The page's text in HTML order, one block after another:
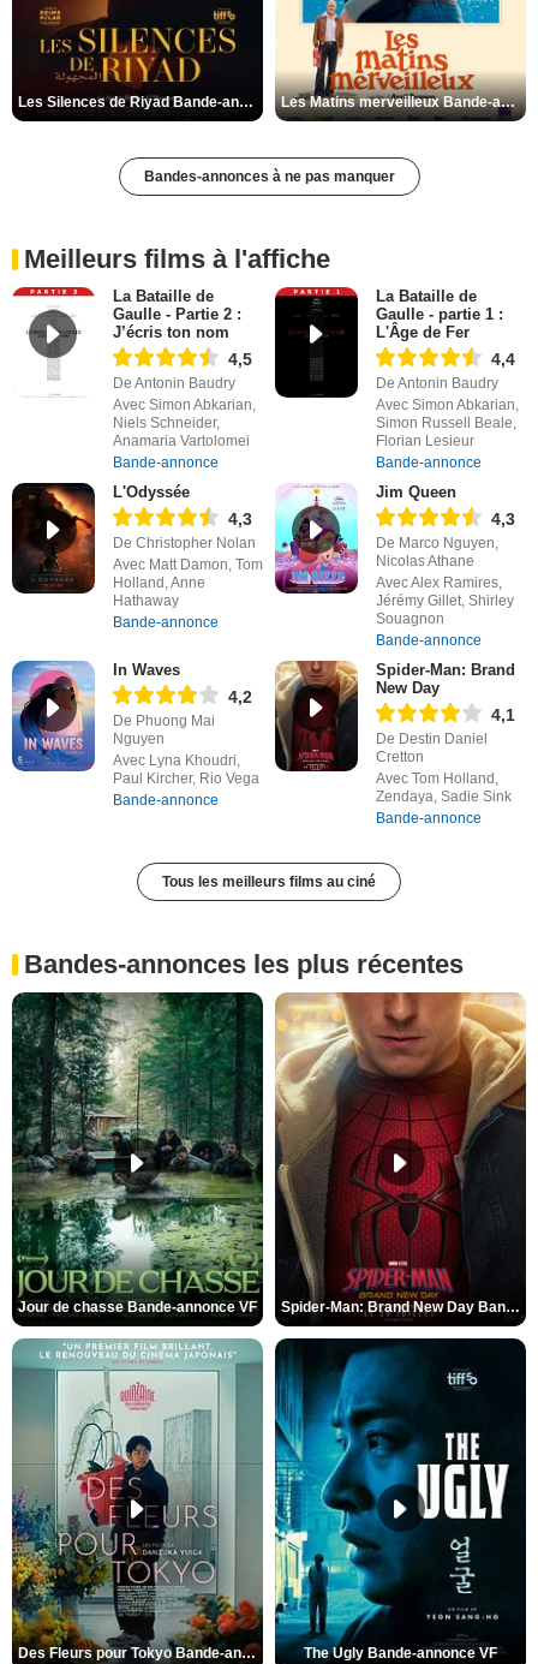
Les Silences de Riyad Bande-annonce VO STFR Les Matins merveilleux Bande-annonce VF
Bandes-annonces à ne pas manquer
Meilleurs films à l'affiche
La Bataille de
Gaulle - Partie 2 :
J’écris ton nom
4,5
De Antonin Baudry
Avec Simon Abkarian,
Niels Schneider,
Anamaria Vartolomei
Bande-annonce
La Bataille de
Gaulle - partie 1 :
L'Âge de Fer
4,4
De Antonin Baudry
Avec Simon Abkarian,
Simon Russell Beale,
Florian Lesieur
Bande-annonce
L'Odyssée
4,3
De Christopher Nolan
Avec Matt Damon, Tom
Holland, Anne
Hathaway
Bande-annonce
Jim Queen
4,3
De Marco Nguyen,
Nicolas Athane
Avec Alex Ramires,
Jérémy Gillet, Shirley
Souagnon
Bande-annonce
In Waves
4,2
De Phuong Mai
Nguyen
Avec Lyna Khoudri,
Paul Kircher, Rio Vega
Bande-annonce
Spider-Man: Brand
New Day
4,1
De Destin Daniel
Cretton
Avec Tom Holland,
Zendaya, Sadie Sink
Bande-annonce
Tous les meilleurs films au ciné
Bandes-annonces les plus récentes
Jour de chasse Bande-annonce VF Spider-Man: Brand New Day Bande-annonce (3) VO STFR
Des Fleurs pour Tokyo Bande-annonce VO STFR The Ugly Bande-annonce VF